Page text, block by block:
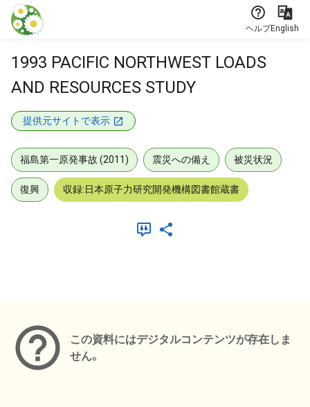
本文に飛ぶ
ヘルプEnglish
1993 PACIFIC NORTHWEST LOADS
AND RESOURCES STUDY
提供元サイトで表示
福島第一原発事故 (2011) 震災への備え 被災状況
復興 収録:日本原子力研究開発機構図書館蔵書
この資料にはデジタルコンテンツが存在しま
せん。